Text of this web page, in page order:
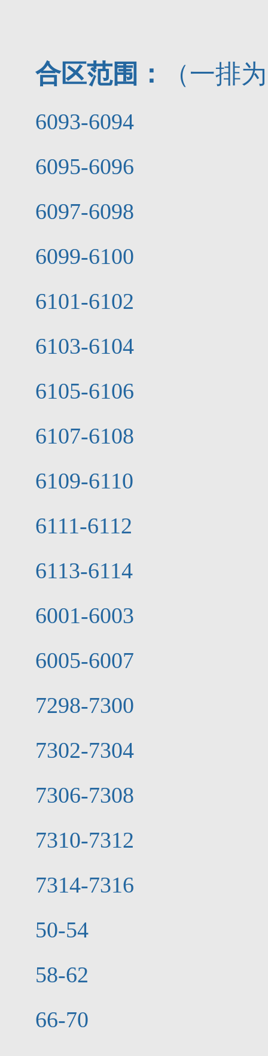
合区范围： （一排
6093-6094
6095-6096
6097-6098
6099-6100
6101-6102
6103-6104
6105-6106
6107-6108
6109-6110
6111-6112
6113-6114
6001-6003
6005-6007
7298-7300
7302-7304
7306-7308
7310-7312
7314-7316
50-54
58-62
66-70